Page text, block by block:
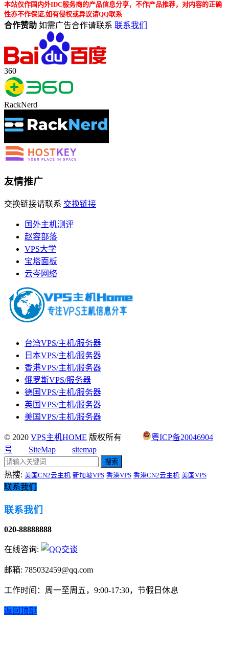
本站仅作国内外IDC服务商的产品信息分享，不作产品推荐，对内容的正确
性亦不作保证,如有侵权或异议请QQ联系
合作赞助 如需广告合作请联系 联系我们
360
RackNerd
友情推广
交换链接请联系 交换链接
国外主机测评
赵容部落
VPS大学
宝塔面板
云岑网络
台湾VPS/主机/服务器
日本VPS/主机/服务器
香港VPS/主机/服务器
俄罗斯VPS/服务器
德国VPS/主机/服务器
英国VPS/主机/服务器
美国VPS/主机/服务器
© 2020 VPS主机HOME 版权所有
粤ICP备20046904
号
SiteMap sitemap
搜索
热搜: 美国CN2云主机 新加坡VPS 香港VPS 香港CN2云主机 美国VPS
联系我们
联系我们
020-88888888
在线咨询:
邮箱: 785032459@qq.com
工作时间：周一至周五，9:00-17:30，节假日休息
返回顶部